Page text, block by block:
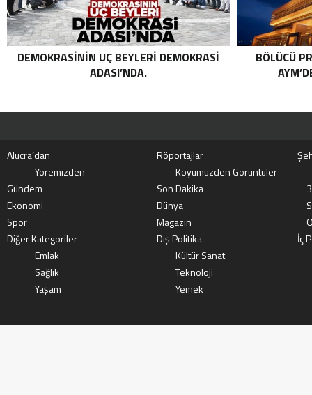
DEMOKRASININ UÇ BEYLERI DEMOKRASI
ADASI’NDA.
BÖLÜCÜ
Alucra’dan Röportajlar
Yöremizden
Köyümüzden Görüntüler
Gündem
Son Dakika
Ekonomi
Dünya
Spor
Magazin
Diğer Kategoriler
Dış Politika
İç
Emlak
Kültür Sanat
Sağlık
Teknoloji
Yaşam
Yemek